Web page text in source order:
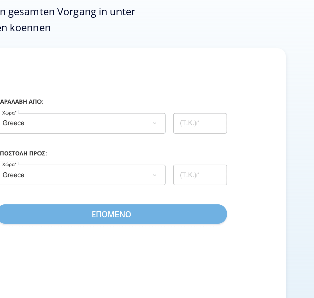
gesamten Vorgang in unter
koennen